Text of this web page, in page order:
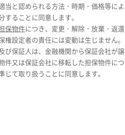
当と認められる方法・時期・価格等によ
することに同意します。
保物件につき、変更・解除・放棄・返還
権設定者の責任には変動は生じません。
び保証人は、金融機関から保証会社が譲
件又は保証会社に移転した担保物件につ
じて取り扱うことに同意します。